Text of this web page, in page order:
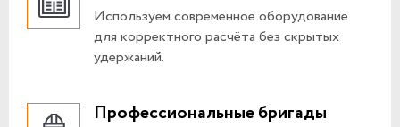
Используем современное оборудование
для корректного расчёта без скрытых
удержаний.
Профессиональные бригады